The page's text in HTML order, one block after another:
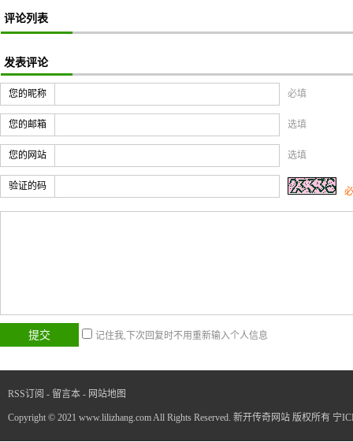
评论列表
发表评论
您的昵称 必填
您的邮箱 选填
您的网站 选填
验证的码
记住我,下次回复时不用重新输入个人信息
RSS订阅 - 留言本 - 网站地图
Copyright © 2021 www.lilizhang.com All Rights Reserved. 新开传奇网站 版权所有 宁